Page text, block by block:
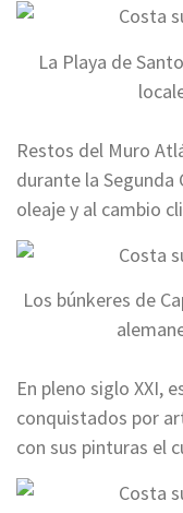
La Playa de
Restos del Muro
durante la
oleaje y al cambio
Los búnkeres de
En pleno siglo XXI,
conquistados por
con sus pinturas el